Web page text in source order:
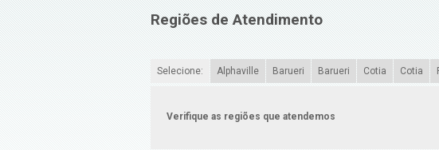
Regiões de Atendimento
Selecione: Alphaville Barueri Barueri Cotia Cotia
Verifique as regiões que atendemos